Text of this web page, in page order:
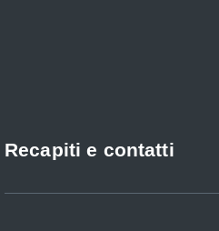
Recapiti e contatti